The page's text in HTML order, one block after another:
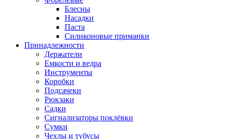
Блесны
Насадки
Паста
Силиконовые приманки
Принадлежности
Держатели
Емкости и ведра
Инструменты
Коробки
Подсачеки
Рюкзаки
Садки
Сигнализаторы поклёвки
Сумки
Чехлы и тубусы